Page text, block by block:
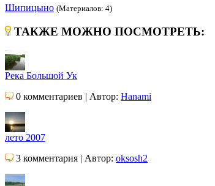
Шипицыно (Материалов: 4)
ТАКЖЕ МОЖНО ПОСМОТРЕТЬ:
Река Большой Ук
0 комментариев | Автор: Hanami
лето 2007
3 комментария | Автор: oksosh2